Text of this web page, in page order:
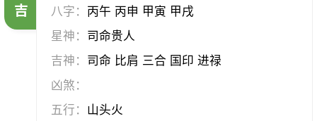
吉
八字： 丙午 丙申 甲寅 甲戌
星神： 司命贵人
吉神： 司命 比肩 三合 国印 进禄
凶煞：
五行： 山头火